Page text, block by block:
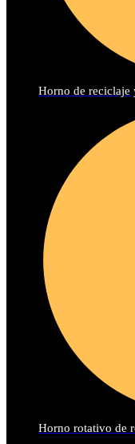
Horno de reciclaje
Horno rotativo de